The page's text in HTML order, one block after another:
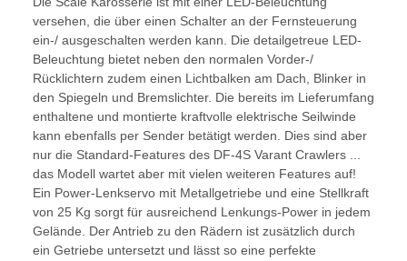
versehen, die über einen Schalter an der Fernsteuerung
ein-/ ausgeschalten werden kann. Die detailgetreue LED-
Beleuchtung bietet neben den normalen Vorder-/
Rücklichtern zudem einen Lichtbalken am Dach, Blinker in
den Spiegeln und Bremslichter. Die bereits im Lieferumfang
enthaltene und montierte kraftvolle elektrische Seilwinde
kann ebenfalls per Sender betätigt werden. Dies sind aber
nur die Standard-Features des DF-4S Varant Crawlers ...
das Modell wartet aber mit vielen weiteren Features auf!
Ein Power-Lenkservo mit Metallgetriebe und eine Stellkraft
von 25 Kg sorgt für ausreichend Lenkungs-Power in jedem
Gelände. Der Antrieb zu den Rädern ist zusätzlich durch
ein Getriebe untersetzt und lässt so eine perfekte